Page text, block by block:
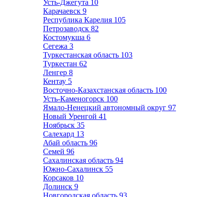
Усть-Джегута 10
Карачаевск 9
Республика Карелия 105
Петрозаводск 82
Костомукша 6
Сегежа 3
Туркестанская область 103
Туркестан 62
Ленгер 8
Кентау 5
Восточно-Казахстанская область 100
Усть-Каменогорск 100
Ямало-Ненецкий автономный округ 97
Новый Уренгой 41
Ноябрьск 35
Салехард 13
Абай область 96
Семей 96
Сахалинская область 94
Южно-Сахалинск 55
Корсаков 10
Долинск 9
Новгородская область 93